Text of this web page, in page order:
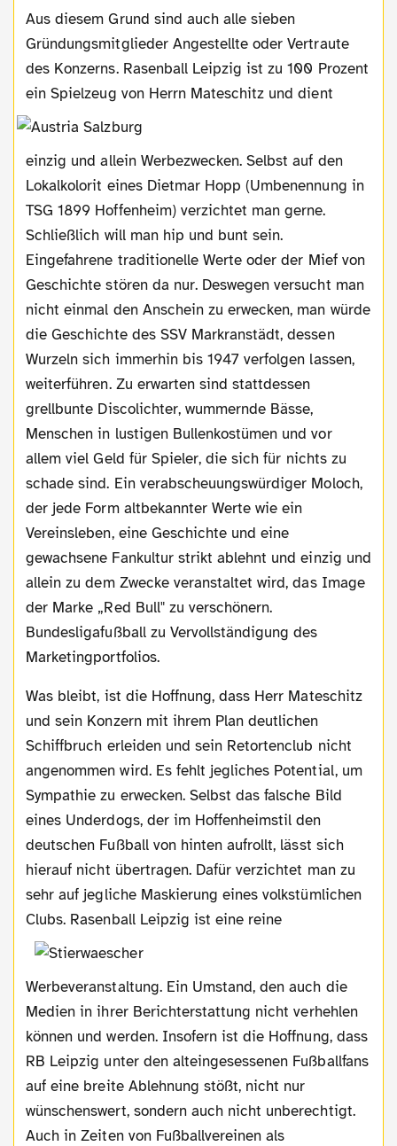
Aus diesem Grund sind auch alle sieben
Gründungsmitglieder Angestellte oder Vertraute
des Konzerns. Rasenball Leipzig ist zu 100 Prozent
ein Spielzeug von Herrn Mateschitz und dient
einzig und allein Werbezwecken. Selbst auf den
Lokalkolorit eines Dietmar Hopp (Umbenennung in
TSG 1899 Hoffenheim) verzichtet man gerne.
Schließlich will man hip und bunt sein.
Eingefahrene traditionelle Werte oder der Mief von
Geschichte stören da nur. Deswegen versucht man
nicht einmal den Anschein zu erwecken, man würde
die Geschichte des SSV Markranstädt, dessen
Wurzeln sich immerhin bis 1947 verfolgen lassen,
weiterführen. Zu erwarten sind stattdessen
grellbunte Discolichter, wummernde Bässe,
Menschen in lustigen Bullenkostümen und vor
allem viel Geld für Spieler, die sich für nichts zu
schade sind. Ein verabscheuungswürdiger Moloch,
der jede Form altbekannter Werte wie ein
Vereinsleben, eine Geschichte und eine
gewachsene Fankultur strikt ablehnt und einzig und
allein zu dem Zwecke veranstaltet wird, das Image
der Marke „Red Bull" zu verschönern.
Bundesligafußball zu Vervollständigung des
Marketingportfolios.
Was bleibt, ist die Hoffnung, dass Herr Mateschitz
und sein Konzern mit ihrem Plan deutlichen
Schiffbruch erleiden und sein Retortenclub nicht
angenommen wird. Es fehlt jegliches Potential, um
Sympathie zu erwecken. Selbst das falsche Bild
eines Underdogs, der im Hoffenheimstil den
deutschen Fußball von hinten aufrollt, lässt sich
hierauf nicht übertragen. Dafür verzichtet man zu
sehr auf jegliche Maskierung eines volkstümlichen
Clubs. Rasenball Leipzig ist eine reine
Werbeveranstaltung. Ein Umstand, den auch die
Medien in ihrer Berichterstattung nicht verhehlen
können und werden. Insofern ist die Hoffnung, dass
RB Leipzig unter den alteingesessenen Fußballfans
auf eine breite Ablehnung stößt, nicht nur
wünschenswert, sondern auch nicht unberechtigt.
Auch in Zeiten von Fußballvereinen als